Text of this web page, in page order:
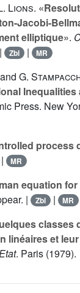
Lions.
Jacobi-
elliptique».
Zbl | MR
and G.
Inequalities
Press. New
process
MR
equation
| Zbl | MR
classes
linéaires et
. Paris (1979).